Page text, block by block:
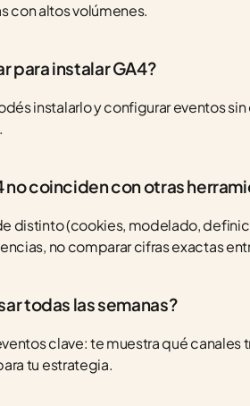
con altos volúmenes.
para instalar GA4?
instalarlo y configurar eventos
no coinciden con otras
distinto (cookies, modelado,
no comparar cifras exactas
todas las semanas?
clave: te muestra qué
tu estrategia.